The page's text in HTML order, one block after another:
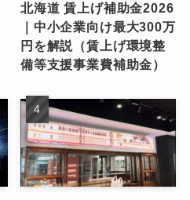
北海道 賃上げ補助金2026
｜中小企業向け最大300万
円を解説（賃上げ環境整
備等支援事業費補助金）